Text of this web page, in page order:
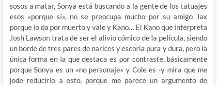
sosos a matar, Sonya está buscando a la gente de los tatuajes
esos «porque sí», no se preocupa mucho por su amigo Jax
porque lo da por muerto y vale y Kano… El Kano que interpreta
Josh Lawson trata de ser el alivio cómico de la película, siendo
un borde de tres pares de narices y escoria pura y dura, pero la
única forma en la que destaca es por contraste, básicamente
porque Sonya es un «no personaje» y Cole es -y mira que me
jode reducirlo a esto, porque me parece un argumento de